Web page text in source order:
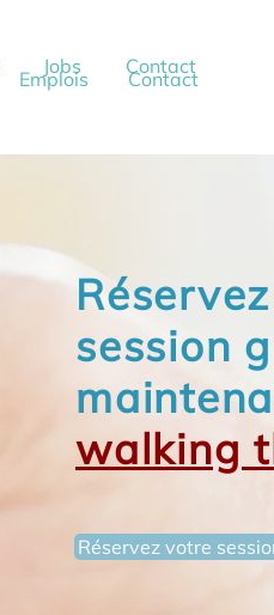
Jobs Contact
Emplois Contact
session
walking
Réservez votre